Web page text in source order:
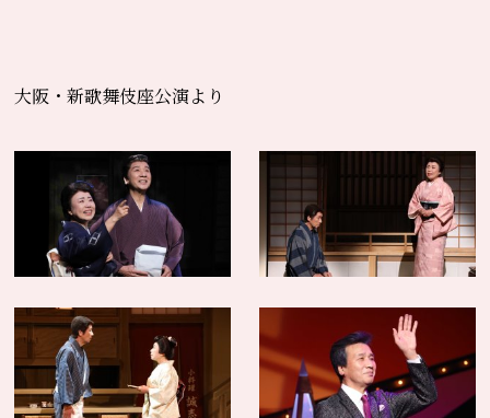
大阪・新歌舞伎座公演より